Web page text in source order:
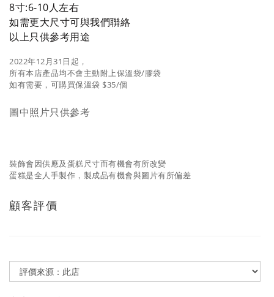
8寸:6-10人左右
如需更大尺寸可與我們聨絡
以上只供參考用途
2022年12月31日起，
所有本店產品均不會主動附上保溫袋/膠袋
如有需要，可購買保溫袋 $35/個
圖中照片只供參考
裝飾會因供應及蛋糕尺寸而有機會有所改變
蛋糕是全人手製作，製成品有機會與圖片有所偏差
顧客評價